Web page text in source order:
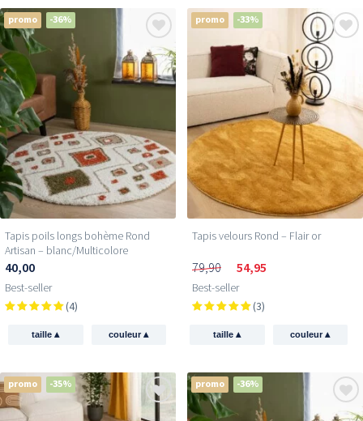
promo -36%
Tapis poils longs bohème Rond
Artisan – blanc/Multicolore
40,00
Best-seller
(4)
taille▴ couleur▴
promo -33%
Tapis velours Rond – Flair or
79,90 54,95
Best-seller
(3)
taille▴ couleur▴
promo -35% promo -36%